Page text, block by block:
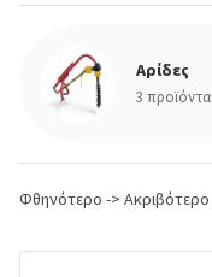
Αρίδες
3 προϊόντα
Φθηνότερο -> Ακριβότερο